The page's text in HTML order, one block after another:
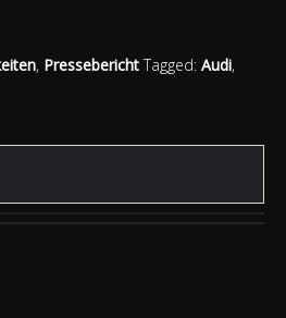
, Pressebericht Tagged: Audi,